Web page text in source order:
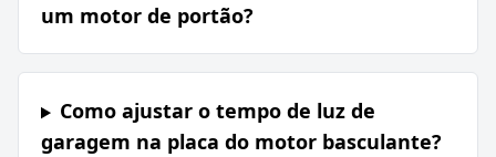
um motor de portão?
Como ajustar o tempo de luz de
garagem na placa do motor basculante?